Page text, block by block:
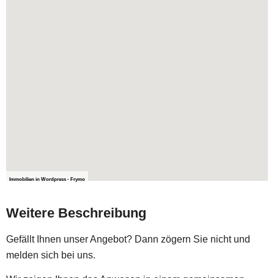
Immobilien in Wordpress - Frymo
Weitere Beschreibung
Gefällt Ihnen unser Angebot? Dann zögern Sie nicht und
melden sich bei uns.